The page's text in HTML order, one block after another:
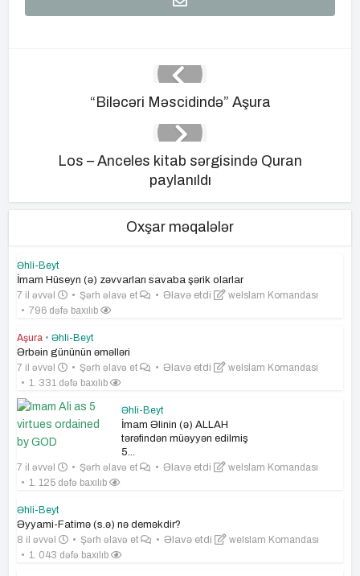
“Biləcəri Məscidində” Aşura
Los – Anceles kitab sərgisində Quran
paylanıldı
Oxşar məqalələr
Əhli-Beyt
İmam Hüseyn (ə) zəvvarları savaba şərik olarlar
7 il əvvəl
Şərh əlavə et Əlavə etdi
weIslam Komandası
796 dəfə baxılıb
Aşura • Əhli-Beyt
Ərbəin gününün əməlləri
7 il əvvəl
Şərh əlavə et Əlavə etdi
weIslam Komandası
1. 331 dəfə baxılıb
Əhli-Beyt
İmam Əlinin (ə) ALLAH
tərəfindən müəyyən edilmiş
5...
7 il əvvəl
Şərh əlavə et Əlavə etdi
weIslam Komandası
1. 125 dəfə baxılıb
Əhli-Beyt
Əyyami-Fatimə (s.ə) nə deməkdir?
8 il əvvəl
Şərh əlavə et Əlavə etdi
weIslam Komandası
1. 043 dəfə baxılıb